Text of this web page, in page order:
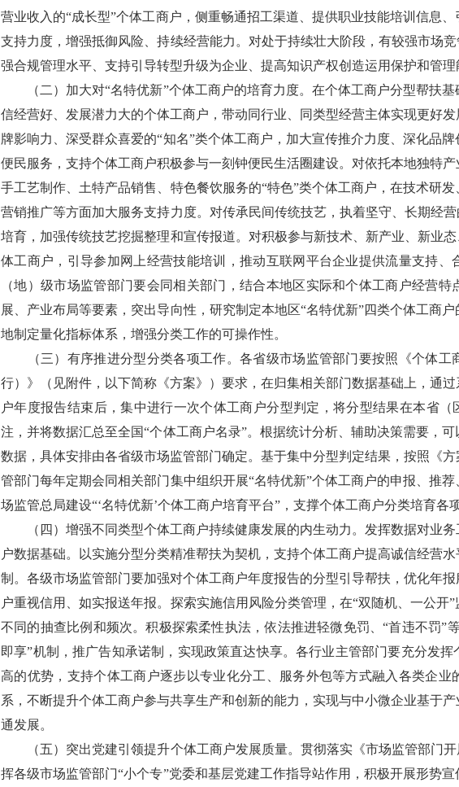
营业收入的“成长型”个体工商户，侧重畅通招工渠道、提供职业技能培训信息
支持力度，增强抵御风险、持续经营能力。对处于持续壮大阶段，有较强市场
强合规管理水平、支持引导转型升级为企业、提高知识产权创造运用保护和管理
（二）加大对“名特优新”个体工商户的培育力度。在个体工商户分型帮扶基
信经营好、发展潜力大的个体工商户，带动同行业、同类型经营主体实现更好
牌影响力、深受群众喜爱的“知名”类个体工商户，加大宣传推介力度、深化品
便民服务，支持个体工商户积极参与一刻钟便民生活圈建设。对依托本地独特
手工艺制作、土特产品销售、特色餐饮服务的“特色”类个体工商户，在技术研发
营销推广等方面加大服务支持力度。对传承民间传统技艺，执着坚守、长期经
培育，加强传统技艺挖掘整理和宣传报道。对积极参与新技术、新产业、新业
体工商户，引导参加网上经营技能培训，推动互联网平台企业提供流量支持、
（地）级市场监管部门要会同相关部门，结合本地区实际和个体工商户经营
展、产业布局等要素，突出导向性，研究制定本地区“名特优新”四类个体工商
地制定量化指标体系，增强分类工作的可操作性。
（三）有序推进分型分类各项工作。各省级市场监管部门要按照《个体工
行）》（见附件，以下简称《方案》）要求，在归集相关部门数据基础上，通
户年度报告结束后，集中进行一次个体工商户分型判定，将分型结果在本省（
注，并将数据汇总至全国“个体工商户名录”。根据统计分析、辅助决策需要，
数据，具体安排由各省级市场监管部门确定。基于集中分型判定结果，按照《
管部门每年定期会同相关部门集中组织开展“名特优新”个体工商户的申报、推
场监管总局建设“‘名特优新’个体工商户培育平台”，支撑个体工商户分类培育各
（四）增强不同类型个体工商户持续健康发展的内生动力。发挥数据对业务
户数据基础。以实施分型分类精准帮扶为契机，支持个体工商户提高诚信经营
制。各级市场监管部门要加强对个体工商户年度报告的分型引导帮扶，优化年
户重视信用、如实报送年报。探索实施信用风险分类管理，在“双随机、一公开
不同的抽查比例和频次。积极探索柔性执法，依法推进轻微免罚、“首违不罚”
即享”机制，推广告知承诺制，实现政策直达快享。各行业主管部门要充分发
高的优势，支持个体工商户逐步以专业化分工、服务外包等方式融入各类企业
系，不断提升个体工商户参与共享生产和创新的能力，实现与中小微企业基于
通发展。
（五）突出党建引领提升个体工商户发展质量。贯彻落实《市场监管部门开
挥各级市场监管部门“小个专”党委和基层党建工作指导站作用，积极开展形势宣